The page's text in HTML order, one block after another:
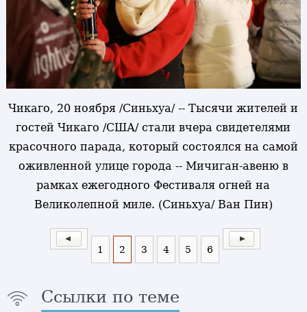
Чикаго, 20 ноября /Синьхуа/ -- Тысячи жителей и
гостей Чикаго /США/ стали вчера свидетелями
красочного парада, который состоялся на самой
оживленной улице города -- Мичиган-авеню в
рамках ежегодного Фестиваля огней на
Великолепной миле. (Синьхуа/ Ван Пин)
1 2 3 4 5 6
Ссылки по теме